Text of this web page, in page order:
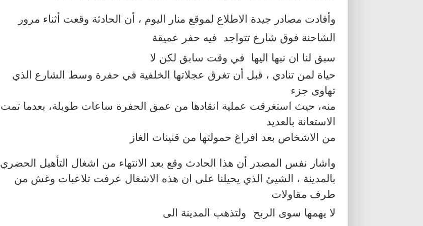
وأفادت مصادر جيدة الاطلاع لموقع منار اليوم ، أن الحادثة وقعت أثناء مرور
الشاحنة فوق شارع تتواجد
فيه حفر عميقة
سبق لنا ان نبها اليها
في وقت سابق لكن لا
حياة لمن تنادي ، قبل أن تغرق عجلاتها الخلفية في حفرة وسط الشارع الذي
تهاوى جزء
منه، حيث استغرقت عملية انقادها من عمق الحفرة ساعات طويلة، بعدما تمت
الاستعانة بالعديد
من الاشخاص بعد افراغ حمولتها من قنينات الغاز
واشار نفس المصدر أن هذا الحادث وقع بعد الانتهاء من اشغال التأهيل الحضري
بالمدينة ، الشيئ الذي يحيلنا على ان هذه الاشغال عرفت تلاعبات وغش من
طرف مقاولات
لا يهمها سوى الربح
ولتذهب المدينة الى